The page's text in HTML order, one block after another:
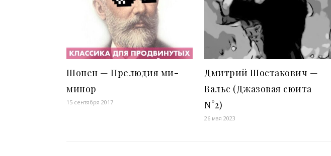
Шопен — Прелюдия ми-
минор
15 сентября 2017
Дмитрий Шостакович —
Вальс (Джазовая сюита
N°2)
26 мая 2023